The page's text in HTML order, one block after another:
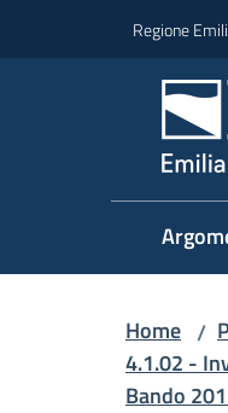
Regione
Home /
4.1.02 -
Bando